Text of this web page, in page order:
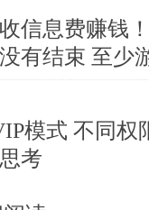
信息费赚钱
有结束 至少
模式 不同权
考